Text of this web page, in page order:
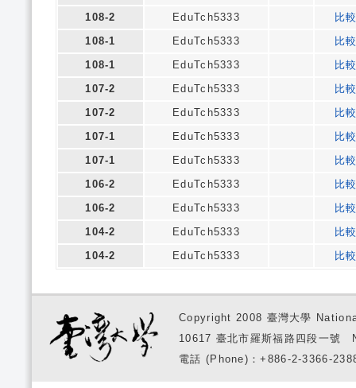
108-2
EduTch5333
比
108-1
EduTch5333
比
108-1
EduTch5333
比
107-2
EduTch5333
比
107-2
EduTch5333
比
107-1
EduTch5333
比
107-1
EduTch5333
比
106-2
EduTch5333
比
106-2
EduTch5333
比
104-2
EduTch5333
比
104-2
EduTch5333 比
Copyright 2008 臺灣大學
10617 臺北市羅斯福路四段一
電話 (Phone)：+886-2-3366-